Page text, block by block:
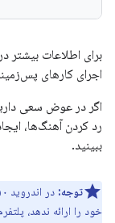
برای اطلاعات
اجرای کارهای
اگر در عوض سعی
رد کردن آهنگ‌ها،
ببینید.
توجه:
خود را ارائه ندهد،